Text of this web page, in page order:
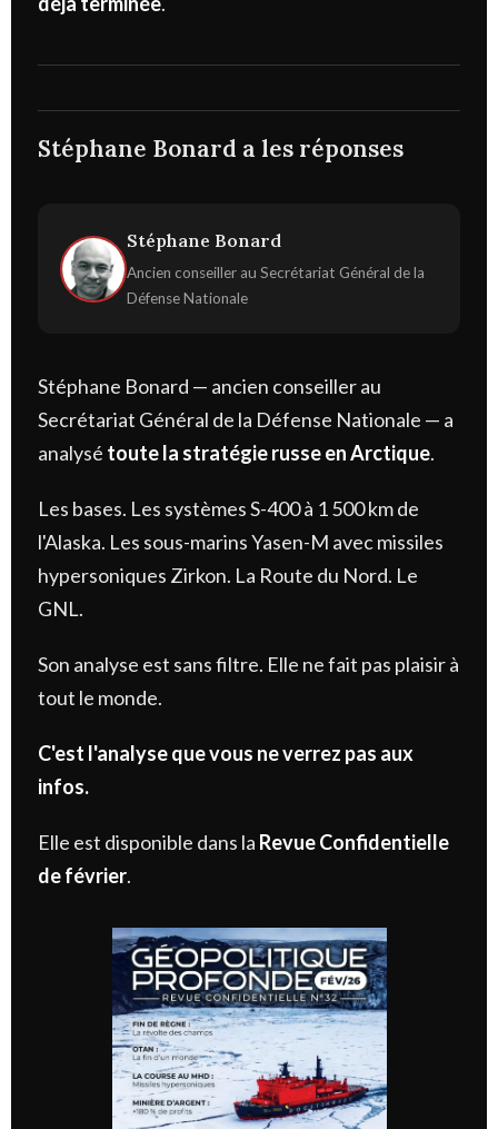
Stéphane Bonard a les réponses
Stéphane Bonard
Ancien conseiller au Secrétariat Général de la
Défense Nationale
Stéphane Bonard — ancien conseiller au
Secrétariat Général de la Défense Nationale — a
analysé toute la stratégie russe en Arctique.
Les bases. Les systèmes S-400 à 1 500 km de
l'Alaska. Les sous-marins Yasen-M avec missiles
hypersoniques Zirkon. La Route du Nord. Le
GNL.
Son analyse est sans filtre. Elle ne fait pas plaisir à
tout le monde.
C'est l'analyse que vous ne verrez pas aux
infos.
Elle est disponible dans la Revue Confidentielle
de février.